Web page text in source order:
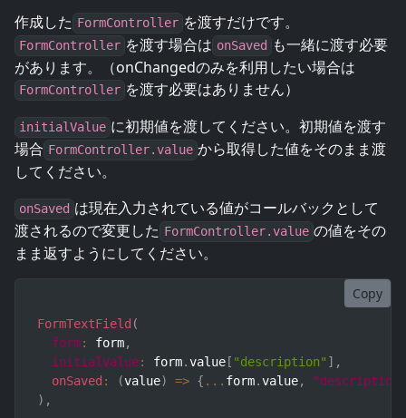
作成した FormController を渡すだけです。
FormController を渡す場合は onSaved
も一緒に渡す必要
があります。（onChangedのみを利用したい場合は
FormController を渡す必要はありません）
initialValue に初期値を渡してください。初期値を渡す
場合 FormController.value から取得した値をそのまま渡
してください。
onSaved は現在入力されている値がコールバックとして
渡されるので変更した FormController.value の値をその
まま返すようにしてください。
Copy
FormTextField (
form: form,
initialValue: form.value [ "description" ] ,
onSaved : (value) => { ... form.value,
"description"
) ,